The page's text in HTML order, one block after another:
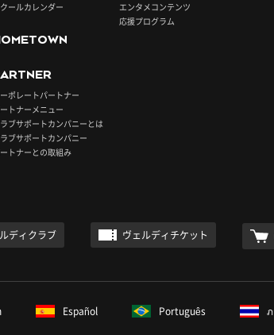
ールカレンダー
ポレートパートナー
トナーメニュー
ブサポートカンパニーとは
ブサポートカンパニー
トナーとの取組み
エンタメコンテンツ
応援プログラム
ディクラブ ヴェルディチケット
Español Português